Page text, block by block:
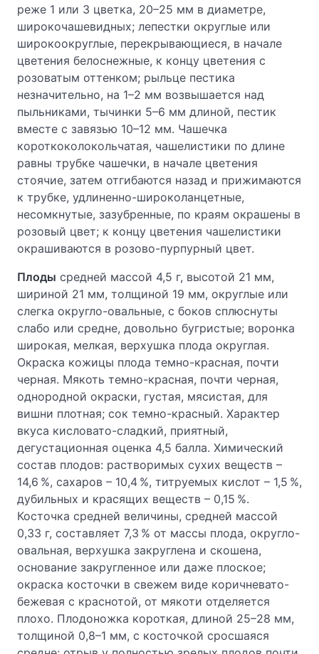
реже 1 или 3 цветка, 20–25 мм в диаметре,
широкочашевидных; лепестки округлые или
широкоокруглые, перекрывающиеся, в начале
цветения белоснежные, к концу цветения с
розоватым оттенком; рыльце пестика
незначительно, на 1–2 мм возвышается над
пыльниками, тычинки 5–6 мм длиной, пестик
вместе с завязью 10–12 мм. Чашечка
короткоколокольчатая, чашелистики по длине
равны трубке чашечки, в начале цветения
стоячие, затем отгибаются назад и прижимаются
к трубке, удлиненно-широколанцетные,
несомкнутые, зазубренные, по краям окрашены в
розовый цвет; к концу цветения чашелистики
окрашиваются в розово-пурпурный цвет.
Плоды средней массой 4,5 г, высотой 21 мм,
шириной 21 мм, толщиной 19 мм, округлые или
слегка округло-овальные, с боков сплюснуты
слабо или средне, довольно бугристые; воронка
широкая, мелкая, верхушка плода округлая.
Окраска кожицы плода темно-красная, почти
черная. Мякоть темно-красная, почти черная,
однородной окраски, густая, мясистая, для
вишни плотная; сок темно-красный. Характер
вкуса кисловато-сладкий, приятный,
дегустационная оценка 4,5 балла. Химический
состав плодов: растворимых сухих веществ –
14,6 %, сахаров – 10,4 %, титруемых кислот – 1,5 %,
дубильных и красящих веществ – 0,15 %.
Косточка средней величины, средней массой
0,33 г, составляет 7,3 % от массы плода, округло-
овальная, верхушка закруглена и скошена,
основание закругленное или даже плоское;
окраска косточки в свежем виде коричневато-
бежевая с краснотой, от мякоти отделяется
плохо. Плодоножка короткая, длиной 25–28 мм,
толщиной 0,8–1 мм, с косточкой сросшаяся